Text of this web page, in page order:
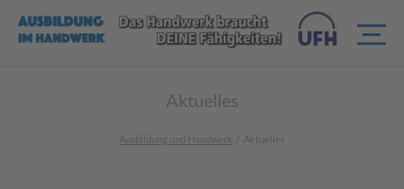
Aktuelles
Ausbildung und Handwerk Aktuelles